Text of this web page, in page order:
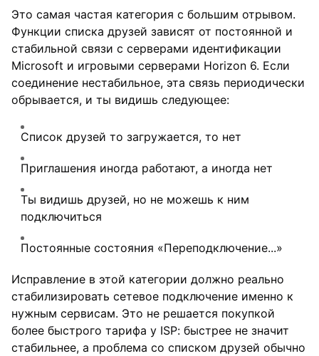
Это самая частая категория с большим отрывом.
Функции списка друзей зависят от постоянной и
стабильной связи с серверами идентификации
Microsoft и игровыми серверами Horizon 6. Если
соединение нестабильное, эта связь периодически
обрывается, и ты видишь следующее:
Список друзей то загружается, то нет
Приглашения иногда работают, а иногда нет
Ты видишь друзей, но не можешь к ним
подключиться
Постоянные состояния «Переподключение...»
Исправление в этой категории должно реально
стабилизировать сетевое подключение именно к
нужным сервисам. Это не решается покупкой
более быстрого тарифа у ISP: быстрее не значит
стабильнее, а проблема со списком друзей обычно